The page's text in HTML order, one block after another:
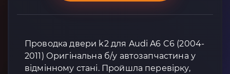
Проводка двери k2 для Audi A6 C6 (2004-
2011) Оригінальна б/у автозапчастина у
відмінному стані. Пройшла перевірку,